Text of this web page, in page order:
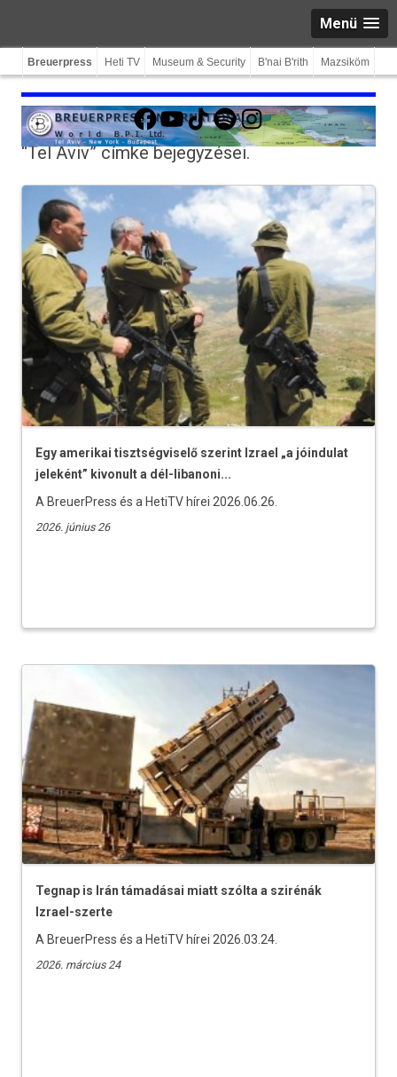
Menü
Breuerpress Heti TV Museum & Security B'nai B'rith Mazsiköm
Facebook
YouTube
TikTokSpotifyInstagram
“Tel Aviv”címke bejegyzései.
Egy amerikai tisztségviselő szerint Izrael „a jóindulat
jeleként” kivonult a dél-libanoni...
A BreuerPress és a HetiTV hírei 2026.06.26.
2026. június 26
Tegnap is Irán támadásai miatt szólta a szirénák
Izrael-szerte
A BreuerPress és a HetiTV hírei 2026.03.24.
2026. március 24